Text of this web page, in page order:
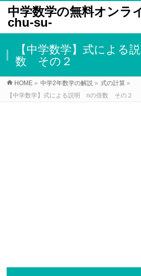
中学数学の無料オンラ
chu-su-
【中学数学】式による
数 その２
HOME » 中学2年数学の解説 » 式の計算 »
【中学数学】式による説明 nの倍数 その２